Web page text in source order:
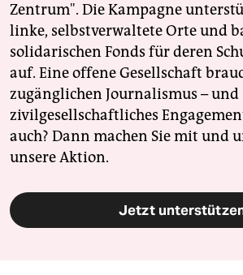
Zentrum". Die Kampagne
linke, selbstverwaltete Orte und
solidarischen Fonds für deren
auf. Eine offene Gesellschaft
zugänglichen Journalismus – und
zivilgesellschaftliches
auch? Dann machen Sie mit und
unsere Aktion.
Jetzt